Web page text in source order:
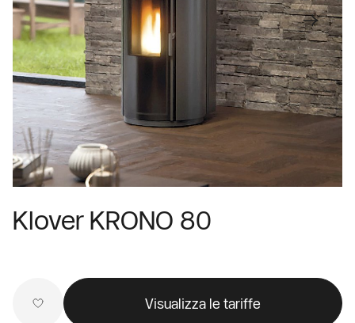
Klover KRONO 80
Visualizza le tariffe